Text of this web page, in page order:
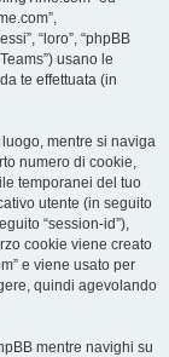
“loro”, “phpBB
usano le
te effettuata (in
mentre si naviga
numero di cookie,
temporanei del tuo
utente (in seguito
“session-id”),
cookie viene creato
e viene usato per
quindi agevolando
mentre navighi su